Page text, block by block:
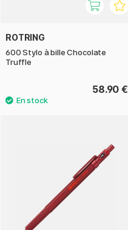
ROTRING
600 Stylo à bille Chocolate
Truffle
58.90 €